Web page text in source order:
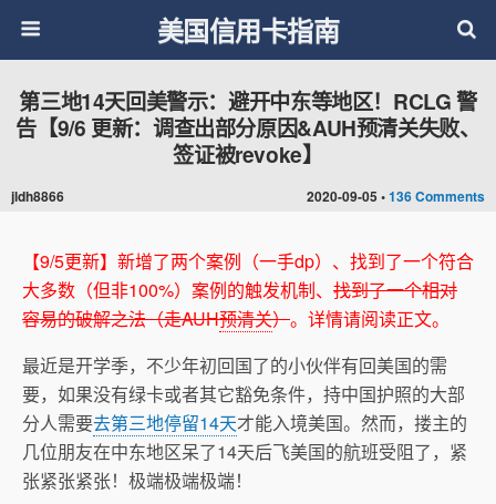
美国信用卡指南
2020-09-05 •136 Comments
第三地14天回美警示：避开中东等地区！RCLG 警
告【9/6 更新：调查出部分原因&AUH预清关失败、
签证被revoke】
jldh8866
【9/5更新】新增了两个案例（一手dp）、找到了一个符合
大多数（但非100%）案例的触发机制、 找到了一个相对
容易的破解之法（走AUH预清关）。详情请阅读正文。
最近是开学季，不少年初回国了的小伙伴有回美国的需
要，如果没有绿卡或者其它豁免条件，持中国护照的大部
分人需要去第三地停留14天才能入境美国。然而，搂主的
几位朋友在中东地区呆了14天后飞美国的航班受阻了，紧
张紧张紧张！极端极端极端！